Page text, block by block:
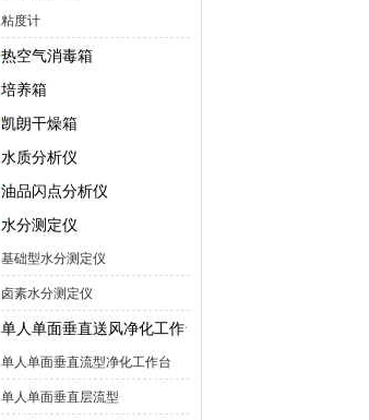
粘度计
热空气消毒箱
培养箱
凯朗干燥箱
水质分析仪
油品闪点分析仪
水分测定仪
基础型水分测定仪
卤素水分测定仪
单人单面垂直送风净化工作台
单人单面垂直流型净化工作台
单人单面垂直层流型